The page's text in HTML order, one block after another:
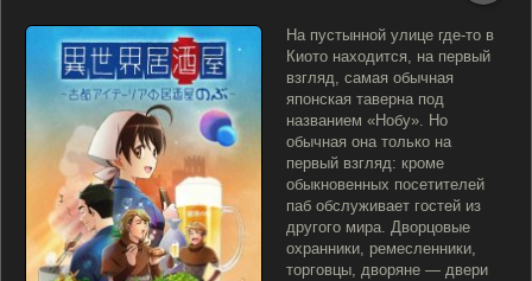
На пустынной улице где-то в
Киото находится, на первый
взгляд, самая обычная
японская таверна под
названием «Нобу». Но
обычная она только на
первый взгляд: кроме
обыкновенных посетителей
паб обслуживает гостей из
другого мира. Дворцовые
охранники, ремесленники,
торговцы, дворяне — двери